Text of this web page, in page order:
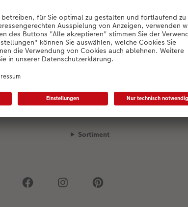
Designauswahl wird geladen...
Qualität & Sicherheit
Sortiment